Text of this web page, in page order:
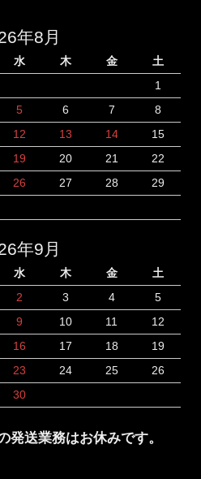
年8月
水 木 金
土
1
5 6 7
8
12 13 14
15
19 20 21
22
26 27 28
29
年9月
水 木 金
土
2 3 4
5
9 10 11
12
16 17 18
19
23 24 25
26
30
送業務はお休みです。